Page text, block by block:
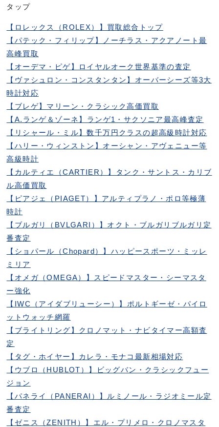
タップ
【ロレックス（ROLEX）】買取総合トップ
【パテック・フィリップ】ノーチラス・アクアノート最
高峰買取
【オーデマ・ピゲ】ロイヤルオーク世界基準の査定
【ヴァシュロン・コンスタンタン】オーバーシーズ等3大
時計対応
【ブレゲ】マリーン・クラシック高価買取
【A.ランゲ＆ゾーネ】ランゲ1・サクソニア最高峰査定
【リシャール・ミル】数千万円クラスの超高級時計対応
【ハリー・ウィンストン】オーシャン・アヴェニュー等
高級時計
【カルティエ（CARTIER）】タンク・サントス・カリブ
ル高価買取
【ピアジェ（PIAGET）】アルティプラノ・ポロ等極薄
時計
【ブルガリ（BVLGARI）】オクト・ブルガリブルガリ定
番査定
【ショパール（Chopard）】ハッピースポーツ・ミッレ
ミリア
【オメガ（OMEGA）】スピードマスター・シーマスタ
ー強化
【IWC（アイダブリューシー）】ポルトギーゼ・パイロ
ットウォッチ網羅
【ブライトリング】クロノマット・ナビタイマー高額査
定
【タグ・ホイヤー】カレラ・モナコ最新相場対応
【ウブロ（HUBLOT）】ビッグバン・クラシックフュー
ジョン
【パネライ（PANERAI）】ルミノール・ラジオミール定
番査定
【ゼニス（ZENITH）】エル・プリメロ・クロノマスタ